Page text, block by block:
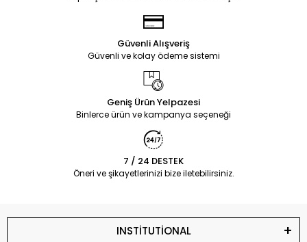
Güvenli Alışveriş
Güvenli ve kolay ödeme sistemi
Geniş Ürün Yelpazesi
Binlerce ürün ve kampanya seçeneği
7 / 24 DESTEK
Öneri ve şikayetlerinizi bize iletebilirsiniz.
INSTİTUTİONAL